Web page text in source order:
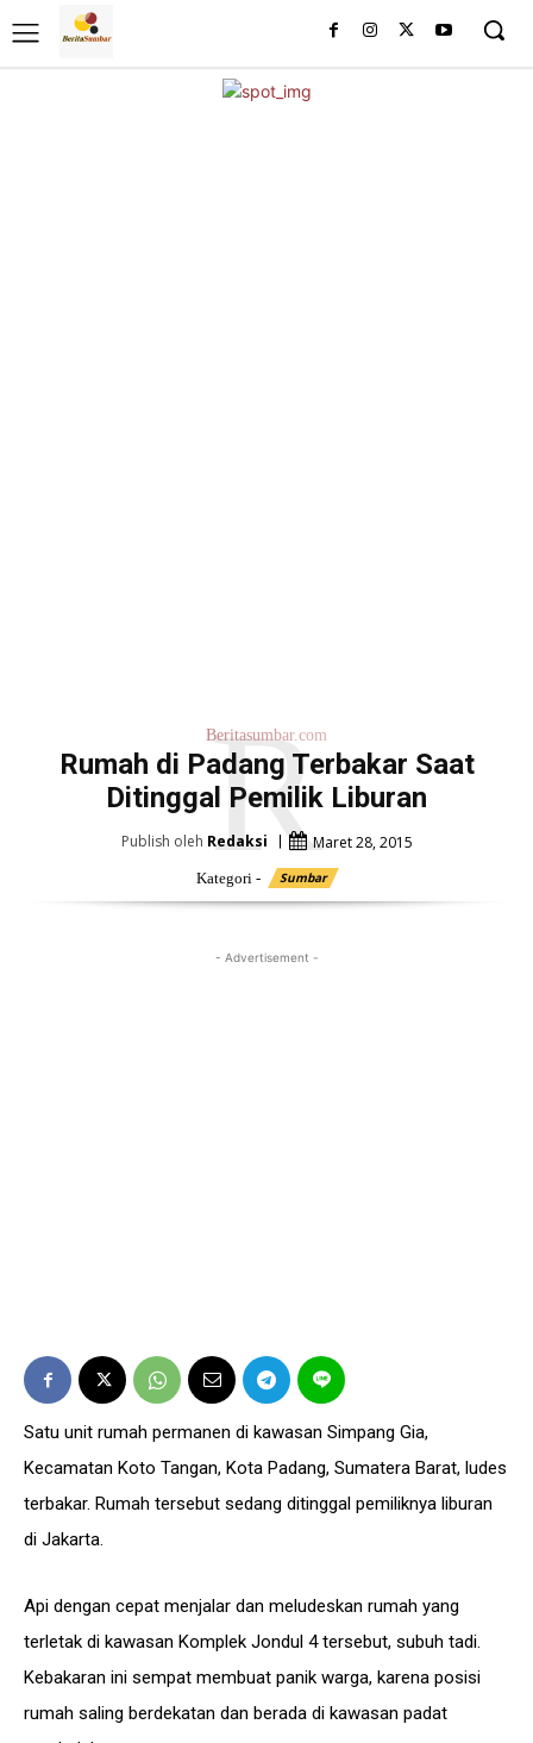
Beritasumbar.com
Rumah di Padang Terbakar Saat
Ditinggal Pemilik Liburan
R
Publish oleh Redaksi Maret 28, 2015
Kategori - Sumbar
- Advertisement -
Satu unit rumah permanen di kawasan Simpang Gia,
Kecamatan Koto Tangan, Kota Padang, Sumatera Barat, ludes
terbakar. Rumah tersebut sedang ditinggal pemiliknya liburan
di Jakarta.
Api dengan cepat menjalar dan meludeskan rumah yang
terletak di kawasan Komplek Jondul 4 tersebut, subuh tadi.
Kebakaran ini sempat membuat panik warga, karena posisi
rumah saling berdekatan dan berada di kawasan padat